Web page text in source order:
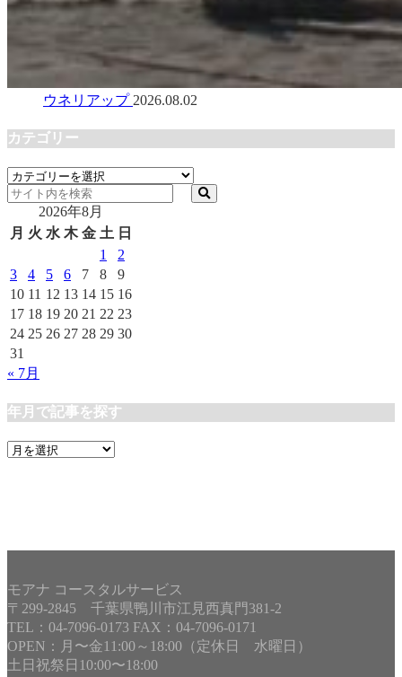
ウネリアップ 2026.08.02
カテゴリー
カ
テ
リ
2026年8月
月 火 水 木 金 土 日
1
2
3
4 5 6 7 8
9
10 11 12 13 14 15 16
17 18 19 20 21 22 23
24 25 26 27 28 29 30
31
« 7月
年月で記事を探す
年
モアナ コースタルサービス
〒299-2845 千葉県鴨川市江見西真門381-2
TEL：04-7096-0173 FAX：04-7096-0171
OPEN：月〜金11:00～18:00（定休日 水曜日）
土日祝祭日10:00〜18:00